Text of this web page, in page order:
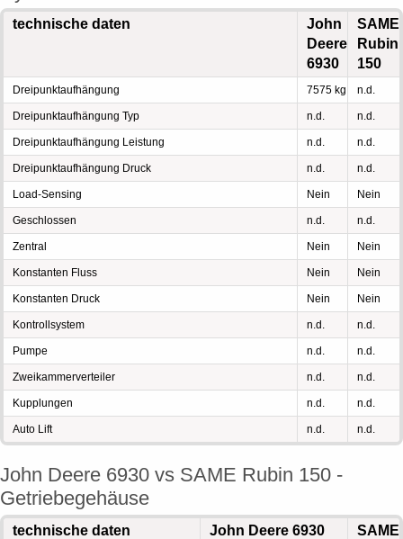
technische daten
John
Deere
6930
SAME
Rubin
150
Dreipunktaufhängung 7575 kg n.d.
Dreipunktaufhängung Typ n.d. n.d.
Dreipunktaufhängung Leistung n.d. n.d.
Dreipunktaufhängung Druck n.d. n.d.
Load-Sensing Nein Nein
Geschlossen n.d. n.d.
Zentral Nein Nein
Konstanten Fluss Nein Nein
Konstanten Druck Nein Nein
Kontrollsystem n.d. n.d.
Pumpe n.d. n.d.
Zweikammerverteiler n.d. n.d.
Kupplungen n.d. n.d.
Auto Lift n.d. n.d.
John Deere 6930 vs SAME Rubin 150 -
Getriebegehäuse
technische daten John Deere 6930
SAME